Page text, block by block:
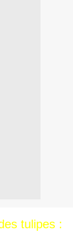
tulipes :